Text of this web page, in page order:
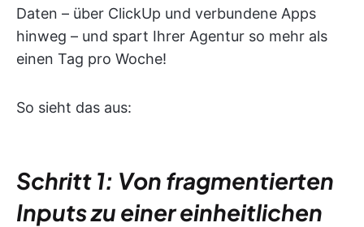
Daten – über ClickUp und verbundene Apps
hinweg – und spart Ihrer Agentur so mehr als
einen Tag pro Woche!
So sieht das aus:
Schritt 1: Von fragmentierten
Inputs zu einer einheitlichen